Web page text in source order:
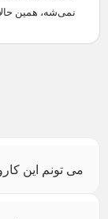
نمی‌شه، همین
می تونم این